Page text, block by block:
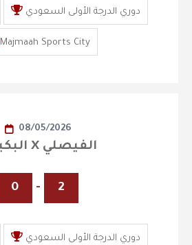
دوري الدرجة الأولى السعودي
Majmaah Sports City
08/05/2026
البكيرية X الفيصلي
0 - 2
دوري الدرجة الأولى السعودي